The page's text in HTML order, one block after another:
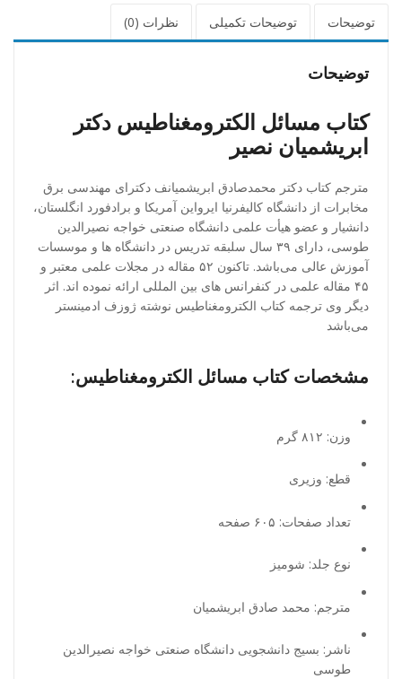
توضیحات توضیحات تکمیلی نظرات (0)
توضیحات
کتاب مسائل الکترومغناطیس دکتر
ابریشمیان نصیر
مترجم کتاب دکتر محمدصادق ابریشمیانف دکترای مهندسی برق
مخابرات از دانشگاه کالیفرنیا ایرواین آمریکا و برادفورد انگلستان،
دانشیار و عضو هیأت علمی دانشگاه صنعتی خواجه نصیرالدین
طوسی، دارای ۳۹ سال سلبقه تدریس در دانشگاه ها و موسسات
آموزش عالی می‌باشد. تاکنون ۵۲ مقاله در مجلات علمی معتبر و
۴۵ مقاله علمی در کنفرانس های بین المللی ارائه نموده اند. اثر
دیگر وی ترجمه کتاب الکترومغناطیس نوشته ژوزف ادمینستر
می‌باشد
مشخصات کتاب مسائل الکترومغناطیس:
وزن: ۸۱۲ گرم
قطع: وزیری
تعداد صفحات: ۶۰۵ صفحه
نوع جلد: شومیز
مترجم: محمد صادق ابریشمیان
ناشر: بسیج دانشجویی دانشگاه صنعتی خواجه نصیرالدین
طوسی